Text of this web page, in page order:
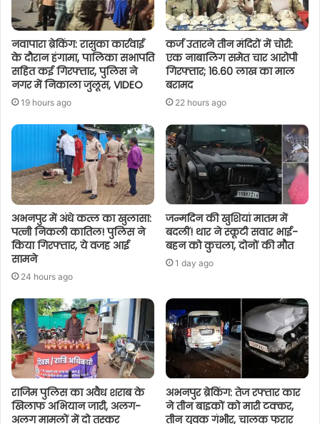
नवापारा ब्रेकिंग: रासुका कार्रवाई
के दौरान हंगामा, पालिका सभापति
सहित कई गिरफ्तार, पुलिस ने
नगर में निकाला जुलूस, VIDEO
19 hours ago
कर्ज उतारने तीन मंदिरों में चोरी:
एक नाबालिग समेत चार आरोपी
गिरफ्तार; 16.60 लाख का माल
बरामद
22 hours ago
अभनपुर में अंधे कत्ल का खुलासा:
पत्नी निकली कातिल! पुलिस ने
किया गिरफ्तार, ये वजह आई
सामने
24 hours ago
जन्मदिन की खुशियां मातम में
बदलीं! थार ने स्कूटी सवार भाई-
बहन को कुचला, दोनों की मौत
1 day ago
राजिम पुलिस का अवैध शराब के
खिलाफ अभियान जारी, अलग-
अलग मामलों में दो तस्कर
अभनपुर ब्रेकिंग: तेज रफ्तार कार
ने तीन बाइकों को मारी टक्कर,
तीन युवक गंभीर, चालक फरार